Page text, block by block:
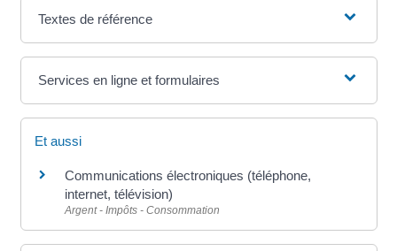
Textes de référence
Services en ligne et formulaires
Et aussi
Communications électroniques (téléphone,
internet, télévision)
Argent - Impôts - Consommation